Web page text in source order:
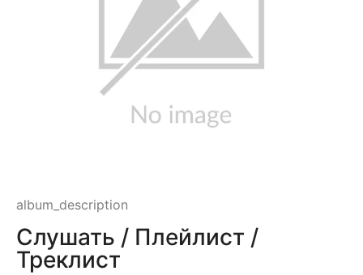
album_description
Слушать / Плейлист /
Треклист